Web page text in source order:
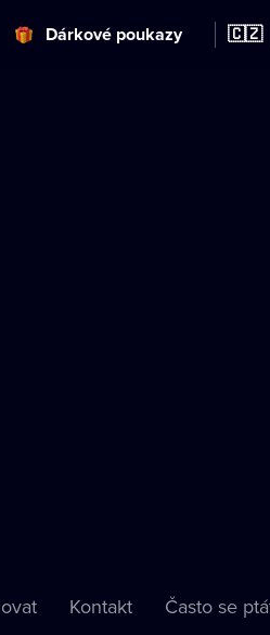
Dárkové poukazy 🇨🇿
Kontakt Často se